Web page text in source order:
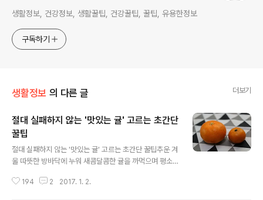
생활정보, 건강정보, 생활꿀팁, 건강꿀팁, 꿀팁, 유용한정보
구독하기
생활정보 의 다른 글 더보기
절대 실패하지 않는 '맛있는 귤' 고르는 초간단
꿀팁
절대 실패하지 않는 '맛있는 귤' 고르는 초간단 꿀팁추운 겨
울 따뜻한 방바닥에 누워 새콤달콤한 귤을 까먹으며 평소
한 시간도 없을 텐데요. 하지만 마트나 과일가게 앞에 쌓여
194 2 2017. 1. 2.